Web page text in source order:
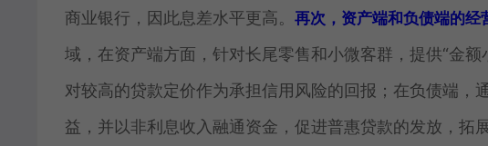
商业银行，因此息差水平更高。 再次，资产端和负债端的经
域，在资产端方面，针对长尾零售和小微客群，提供“金
对较高的贷款定价作为承担信用风险的回报；在负债端，
益，并以非利息收入融通资金，促进普惠贷款的发放，拓